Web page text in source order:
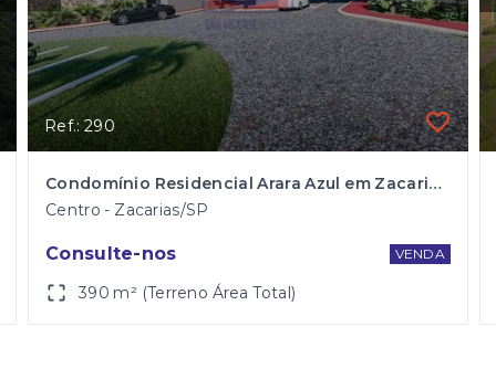
Ref.: 290
Condomínio Residencial Arara Azul em Zacarias/SP
Centro - Zacarias/SP
Consulte-nos VENDA
390 m² (Terreno Área Total)